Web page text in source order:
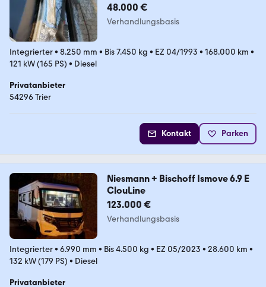
48.000 €
Verhandlungsbasis
Integrierter• 8.250 mm • Bis 7.450 kg • EZ 04/1993 • 168.000 km •
121 kW (165 PS) • Diesel
Privatanbieter
54296 Trier
Kontakt Parken
Niesmann + Bischoff Ismove 6.9 E
ClouLine
123.000 €
Verhandlungsbasis
Integrierter• 6.990 mm • Bis 4.500 kg • EZ 05/2023 • 28.600 km •
132 kW (179 PS) • Diesel
Privatanbieter